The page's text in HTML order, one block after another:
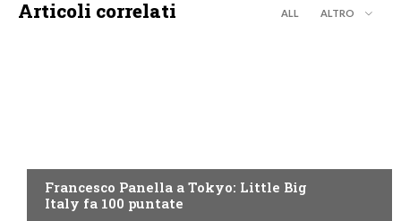
Articoli correlati ALL ALTRO
Francesco Panella a Tokyo: Little Big
Italy fa 100 puntate